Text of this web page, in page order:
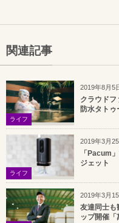
関連記事
2019年8月5
ライフ
クラウド
防水タトゥ
2019年3月
ライフ
「Pacum
ジェット
2019年3月
友達同士も
ップ開催「